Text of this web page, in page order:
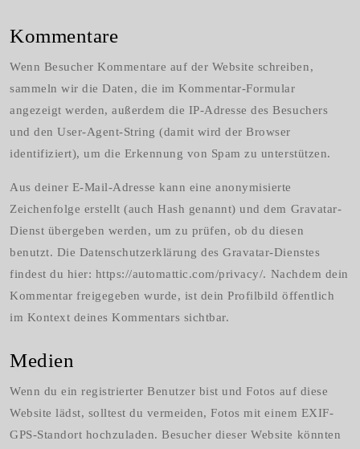
Kommentare
Wenn Besucher Kommentare auf der Website schreiben,
sammeln wir die Daten, die im Kommentar-Formular
angezeigt werden, außerdem die IP-Adresse des Besuchers
und den User-Agent-String (damit wird der Browser
identifiziert), um die Erkennung von Spam zu unterstützen.
Aus deiner E-Mail-Adresse kann eine anonymisierte
Zeichenfolge erstellt (auch Hash genannt) und dem Gravatar-
Dienst übergeben werden, um zu prüfen, ob du diesen
benutzt. Die Datenschutzerklärung des Gravatar-Dienstes
findest du hier: https://automattic.com/privacy/. Nachdem dein
Kommentar freigegeben wurde, ist dein Profilbild öffentlich
im Kontext deines Kommentars sichtbar.
Medien
Wenn du ein registrierter Benutzer bist und Fotos auf diese
Website lädst, solltest du vermeiden, Fotos mit einem EXIF-
GPS-Standort hochzuladen. Besucher dieser Website könnten